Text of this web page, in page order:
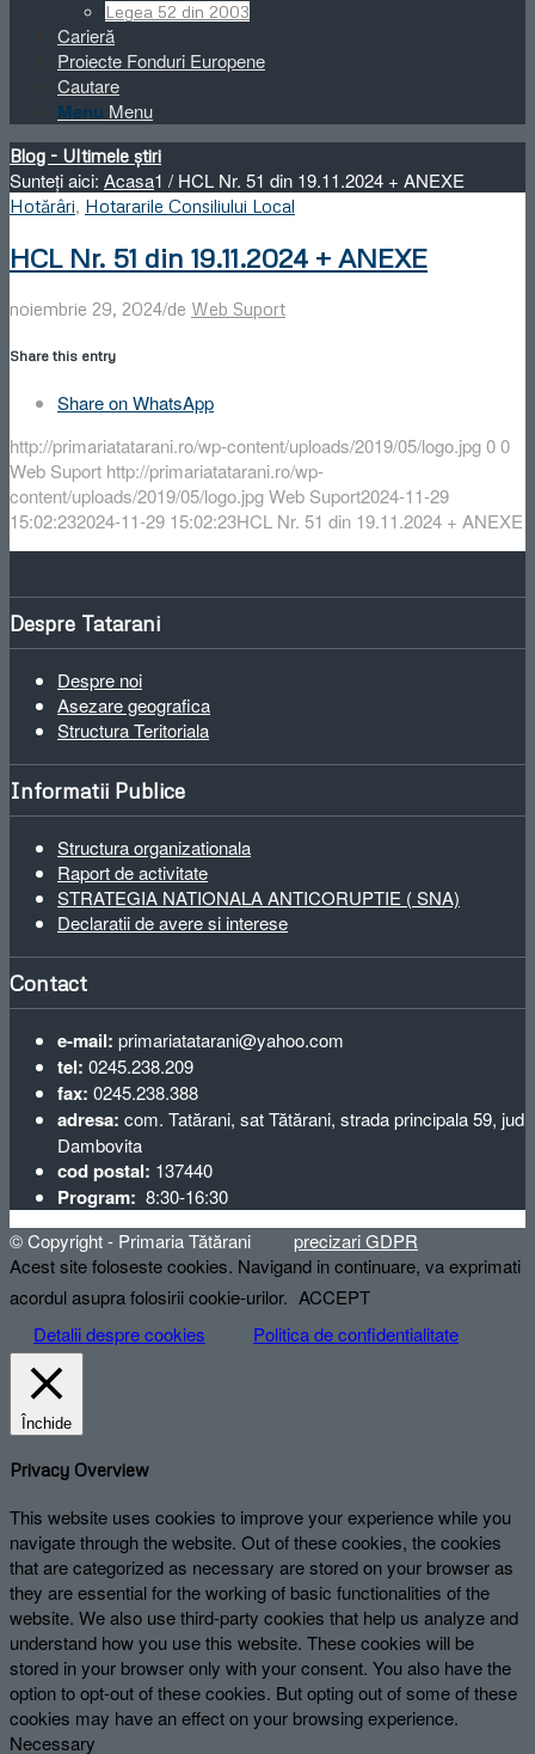
Legea 52 din 2003
Carieră
Proiecte Fonduri Europene
Cautare
Menu Menu
Blog - Ultimele știri
Sunteți aici: Acasa1 / HCL Nr. 51 din 19.11.2024 + ANEXE
Hotărâri, Hotararile Consiliului Local
HCL Nr. 51 din 19.11.2024 + ANEXE
noiembrie 29, 2024/de Web Suport
Share this entry
Share on WhatsApp
http://primariatatarani.ro/wp-content/uploads/2019/05/logo.jpg00
Web Suport http://primariatatarani.ro/wp-
content/uploads/2019/05/logo.jpgWeb Suport2024-11-29
15:02:232024-11-29 15:02:23HCL Nr. 51 din 19.11.2024 + ANEXE
Despre Tatarani
Despre noi
Asezare geografica
Structura Teritoriala
Informatii Publice
Structura organizationala
Raport de activitate
STRATEGIA NATIONALA ANTICORUPTIE ( SNA)
Declaratii de avere si interese
Contact
e-mail: primariatatarani@yahoo.com
tel: 0245.238.209
fax: 0245.238.388
adresa: com. Tatărani, sat Tătărani, strada principala 59, jud
Dambovita
cod postal: 137440
Program: 8:30-16:30
© Copyright - Primaria Tătărani precizari GDPR
Acest site foloseste cookies. Navigand in continuare, va exprimati
acordul asupra folosirii cookie-urilor. ACCEPT
Detalii despre cookies
Politica de confidentialitate
Închide
Privacy Overview
This website uses cookies to improve your experience while you
navigate through the website. Out of these cookies, the cookies
that are categorized as necessary are stored on your browser as
they are essential for the working of basic functionalities of the
website. We also use third-party cookies that help us analyze and
understand how you use this website. These cookies will be
stored in your browser only with your consent. You also have the
option to opt-out of these cookies. But opting out of some of these
cookies may have an effect on your browsing experience.
Necessary